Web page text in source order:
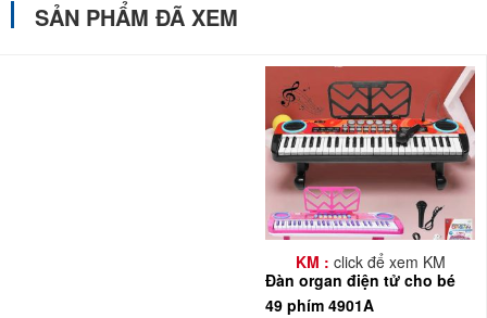
Các bàn phím đen trắng thiết kế vô cùng tinh tế như một chiếc đàn
SẢN PHẨM ĐÃ XEM
KM : click để xem KM
Đàn organ điện tử cho bé
49 phím 4901A